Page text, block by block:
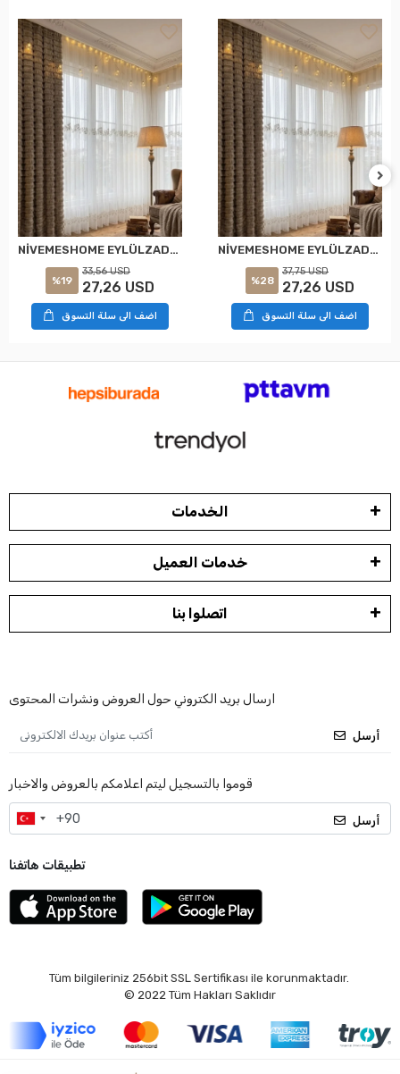
NİVEMESHOME EYLÜLZADE GOLD DETAY 1/2,5 PİLELİ TÜL PERDE APM
%19
33,56 USD
27,26 USD
اضف الى سلة التسوق
NİVEMESHOME EYLÜLZADE GOLD DETAY 1/3 PİLELİ TÜL PERDE APM
%28
37,75 USD
27,26 USD
اضف الى سلة التسوق
الخدمات
خدمات العميل
اتصلوا بنا
ارسال بريد الكتروني حول العروض ونشرات المحتوى
أرسل
قوموا بالتسجيل ليتم اعلامكم بالعروض والاخبار
أرسل
تطبيقات هاتفنا
Tüm bilgileriniz 256bit SSL Sertifikası ile korunmaktadır.
© 2022 Tüm Hakları Saklıdır